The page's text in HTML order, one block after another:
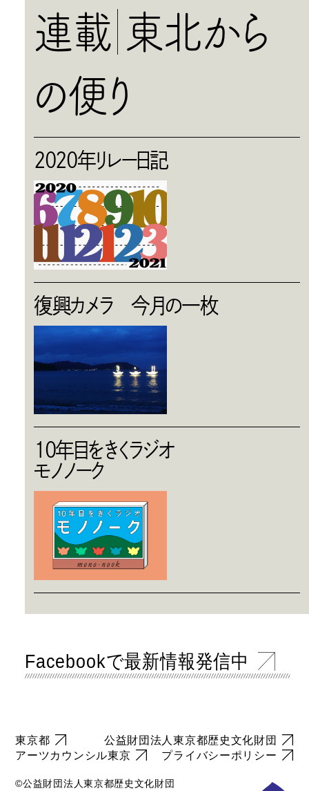
連載 東北から
の便り
2020年リレー日記
復興カメラ 今月の一枚
10年目をきくラジオ
モノノーク
Facebookで最新情報発信中
東京都
公益財団法人東京都歴史文化財団
アーツカウンシル東京
プライバシーポリシー
©公益財団法人東京都歴史文化財団